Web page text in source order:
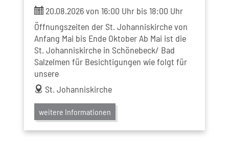
ticket
20.08.2026 von 16:00 Uhr bis 18:00 Uhr
Öffnungszeiten der St. Johanniskirche von
Anfang Mai bis Ende Oktober Ab Mai ist die
St. Johanniskirche in Schönebeck/ Bad
Salzelmen für Besichtigungen wie folgt für
unsere
address
St. Johanniskirche
weitere Informationen